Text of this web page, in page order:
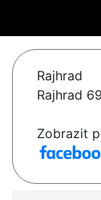
Rajhrad
Rajhrad
Zobrazit